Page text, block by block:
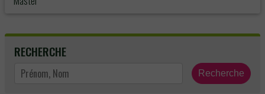
RECHERCHE
Recherche